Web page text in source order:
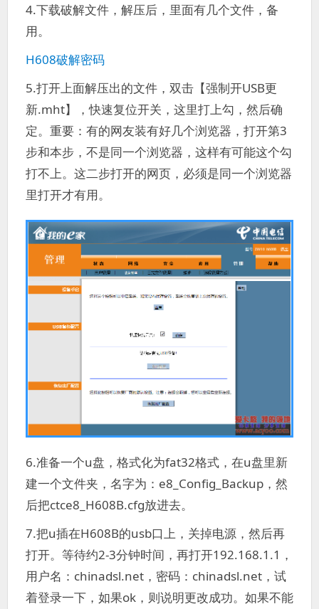
4.下载破解文件，解压后，里面有几个文件，备
用。
H608破解密码
5.打开上面解压出的文件，双击【强制开USB更
新.mht】，快速复位开关，这里打上勾，然后确
定。重要：有的网友装有好几个浏览器，打开第3
步和本步，不是同一个浏览器，这样有可能这个勾
打不上。这二步打开的网页，必须是同一个浏览器
里打开才有用。
6.准备一个u盘，格式化为fat32格式，在u盘里新
建一个文件夹，名字为：e8_Config_Backup，然
后把ctce8_H608B.cfg放进去。
7.把u插在H608B的usb口上，关掉电源，然后再
打开。等待约2-3分钟时间，再打开192.168.1.1，
用户名：chinadsl.net，密码：chinadsl.net，试
着登录一下，如果ok，则说明更改成功。如果不能